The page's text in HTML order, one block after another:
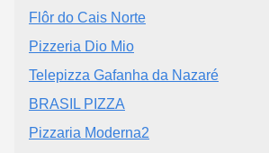
Flôr do Cais Norte
Pizzeria Dio Mio
Telepizza Gafanha da Nazaré
BRASIL PIZZA
Pizzaria Moderna2